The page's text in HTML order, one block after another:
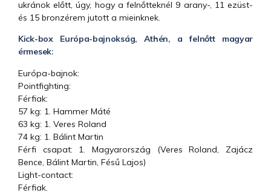
ukránok előtt, úgy, hogy a felnőtteknél 9 arany-, 11 ezüst-
és 15 bronzérem jutott a mieinknek.
Kick-box Európa-bajnokság, Athén, a felnőtt magyar
érmesek:
Európa-bajnok:
Pointfighting:
Férfiak:
57 kg: 1. Hammer Máté
63 kg: 1. Veres Roland
74 kg: 1. Bálint Martin
Férfi csapat: 1. Magyarország (Veres Roland, Zajácz
Bence, Bálint Martin, Fésű Lajos)
Light-contact:
Férfiak.